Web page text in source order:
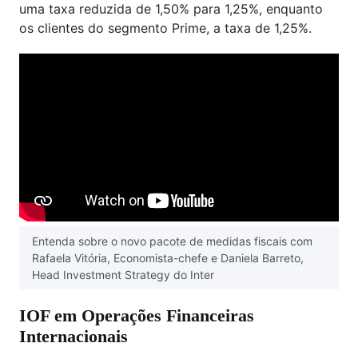
uma taxa reduzida de 1,50% para 1,25%, enquanto
os clientes do segmento Prime, a taxa de 1,25%.
Entenda sobre o novo pacote de medidas fiscais com
Rafaela Vitória, Economista-chefe e Daniela Barreto,
Head Investment Strategy do Inter
IOF em Operações Financeiras
Internacionais